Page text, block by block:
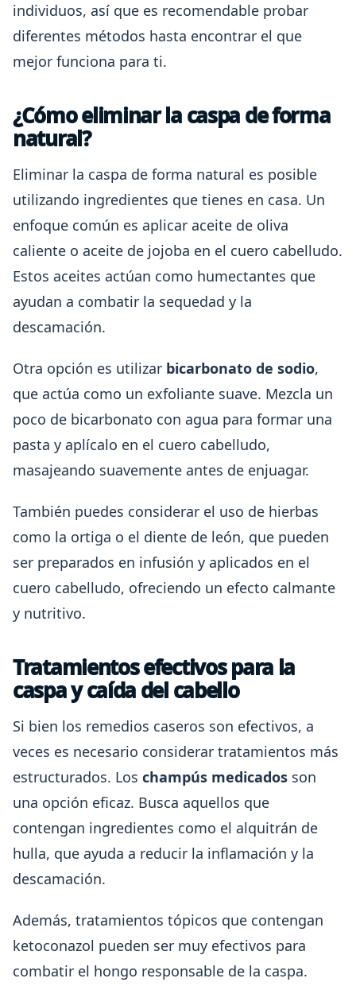
individuos, así que es recomendable probar
diferentes métodos hasta encontrar el que
mejor funciona para ti.
¿Cómo eliminar la caspa de forma
natural?
Eliminar la caspa de forma natural es posible
utilizando ingredientes que tienes en casa. Un
enfoque común es aplicar aceite de oliva
caliente o aceite de jojoba en el cuero cabelludo.
Estos aceites actúan como humectantes que
ayudan a combatir la sequedad y la
descamación.
Otra opción es utilizar bicarbonato de sodio,
que actúa como un exfoliante suave. Mezcla un
poco de bicarbonato con agua para formar una
pasta y aplícalo en el cuero cabelludo,
masajeando suavemente antes de enjuagar.
También puedes considerar el uso de hierbas
como la ortiga o el diente de león, que pueden
ser preparados en infusión y aplicados en el
cuero cabelludo, ofreciendo un efecto calmante
y nutritivo.
Tratamientos efectivos para la
caspa y caída del cabello
Si bien los remedios caseros son efectivos, a
veces es necesario considerar tratamientos más
estructurados. Los champús medicados son
una opción eficaz. Busca aquellos que
contengan ingredientes como el alquitrán de
hulla, que ayuda a reducir la inflamación y la
descamación.
Además, tratamientos tópicos que contengan
ketoconazol pueden ser muy efectivos para
combatir el hongo responsable de la caspa.